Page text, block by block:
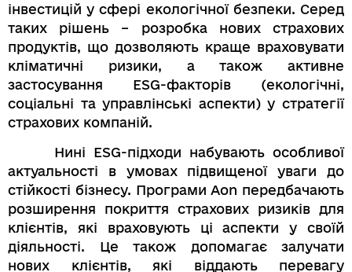
інвестицій у сфері екологічної безпеки. Серед
таких рішень – розробка нових страхових
продуктів, що дозволяють краще враховувати
кліматичні ризики, а також активне
застосування ESG-факторів (екологічні,
соціальні та управлінські аспекти) у стратегії
страхових компаній.
Нині ESG-підходи набувають особливої
актуальності в умовах підвищеної уваги до
стійкості бізнесу. Програми Aon передбачають
розширення покриття страхових ризиків для
клієнтів, які враховують ці аспекти у своїй
діяльності. Це також допомагає залучати
нових клієнтів, які віддають перевагу